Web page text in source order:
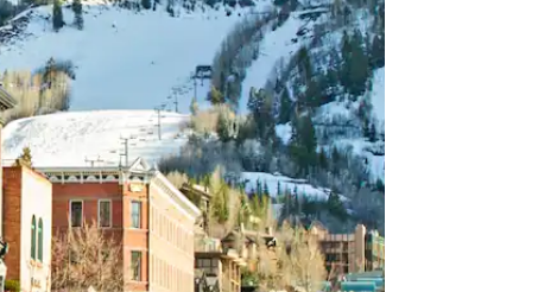
gore i prema dolje, kao i dodirom ili prelaskom prstom po zaslonu.